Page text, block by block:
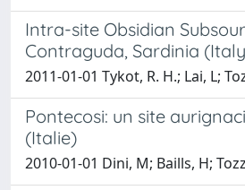
Intra-site Obsidian
Contraguda, Sardinia
2011-01-01 Tykot, R. H.; Lai, L;
Pontecosi: un site
(Italie)
2010-01-01 Dini, M; Baills, H;